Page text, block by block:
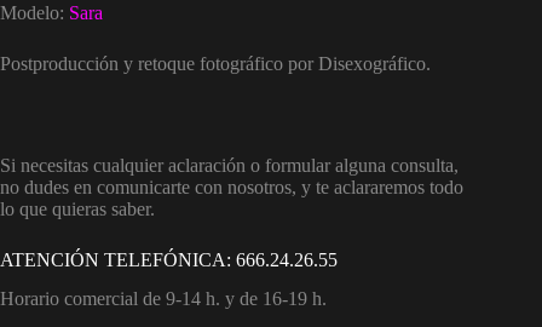
Modelo: Sara
Postproducción y retoque fotográfico por Disexográfico.
Si necesitas cualquier aclaración o formular alguna consulta,
no dudes en comunicarte con nosotros, y te aclararemos todo
lo que quieras saber.
ATENCIÓN TELEFÓNICA: 666.24.26.55
Horario comercial de 9-14 h. y de 16-19 h.